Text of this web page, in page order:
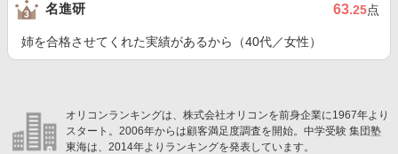
名進研 63.25点
姉を合格させてくれた実績があるから（40代／女性）
オリコンランキングは、株式会社オリコンを前身企業に1967年より
スタート。2006年からは顧客満足度調査を開始。中学受験 集団塾
東海は、2014年よりランキングを発表しています。